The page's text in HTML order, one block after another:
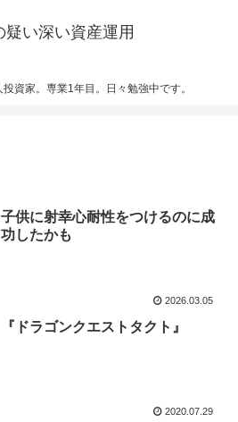
疑い深い資産運用
資家。専業1年目。日々勉強中です。
子供に射幸心耐性をつけるのに成
功したかも
2026.03.05
『ドラゴンクエストタクト』
2020.07.29